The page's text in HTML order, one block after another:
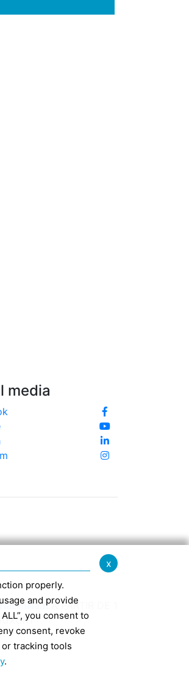
media
A PARTIR DE 1
x
properly.
and provide
you consent to
consent, revoke
tracking tools
.